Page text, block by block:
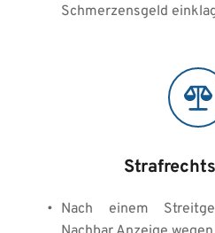
Schmerzensgeld
Nach einem